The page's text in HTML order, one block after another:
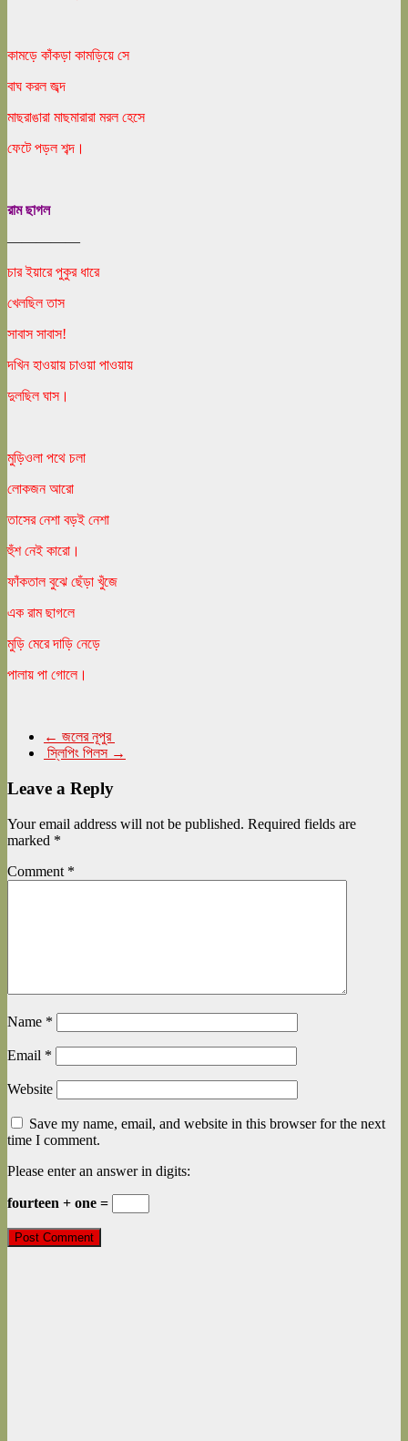
কামড়ে কাঁকড়া কামড়িয়ে সে
বাঘ করল জব্দ
মাছরাঙারা মাছমারারা মরল হেসে
ফেটে পড়ল শব্দ।
রাম ছাগল
—————
চার ইয়ারে পুকুর ধারে
খেলছিল তাস
সাবাস সাবাস!
দখিন হাওয়ায় চাওয়া পাওয়ায়
দুলছিল ঘাস।
মুড়িওলা পথে চলা
লোকজন আরো
তাসের নেশা বড়ই নেশা
হুঁশ নেই কারো।
ফাঁকতাল বুঝে ছেঁড়া খুঁজে
এক রাম ছাগলে
মুড়ি মেরে দাড়ি নেড়ে
পালায় পা গোলে।
← জলের নূপুর
স্লিপিং পিলস →
Leave a Reply
Your email address will not be published. Required fields are
marked *
Comment *
Name *
Email *
Website
Save my name, email, and website in this browser for the next
time I comment.
Please enter an answer in digits:
fourteen + one =